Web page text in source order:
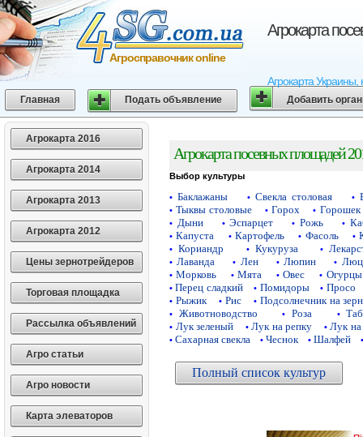
Агрокарта
Агрокарта
Агросправочник online
Главная Подать объявление Добавить
Агрокарта 2016
Агрокарта 2014
Агрокарта 2013
Агрокарта 2012
Цены зернотрейдеров
Торговая площадка
Рассылка объявлений
Агро статьи
Агро новости
Карта элеваторов
Агрокарта посевных площадей
Выбор культуры
• Баклажаны • Свекла столовая •
• Тыквы столовые • Горох • Горошек
• Дыни • Эспарцет • Рожь •
• Капуста • Картофель • Фасоль •
• Кориандр • Кукуруза •
• Лаванда • Лен • Люпин •
• Морковь • Мята • Овес • Огурцы
• Перец сладкий • Помидоры • Просо
• Рыжик • Рис • Подсолнечник на
• Животноводство • Роза •
• Лук зеленый • Лук на репку • Лук на
• Сахарная свекла • Чеснок • Шалфей •
Полный список культур